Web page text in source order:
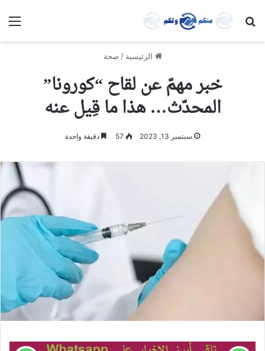
بحث عن
الرئيسية / صحة
خبر مهمّ عن لقاح “كورونا”
المحدّث… هذا ما قِيل عنه
سبتمبر 13, 2023 57 دقيقة واحدة